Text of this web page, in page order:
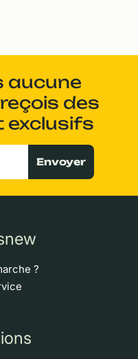
aucune
des
exclusifs
Envoyer
?